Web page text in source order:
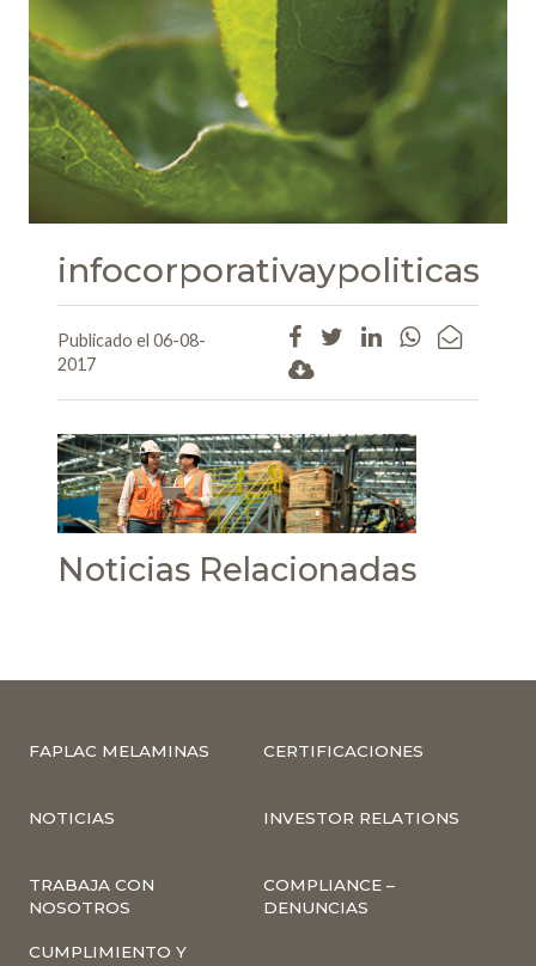
infocorporativaypoliticas
Publicado el 06-08-
2017
Noticias Relacionadas
FAPLAC MELAMINAS CERTIFICACIONES
NOTICIAS INVESTOR RELATIONS
TRABAJA CON
NOSOTROS
COMPLIANCE –
DENUNCIAS
CUMPLIMIENTO Y